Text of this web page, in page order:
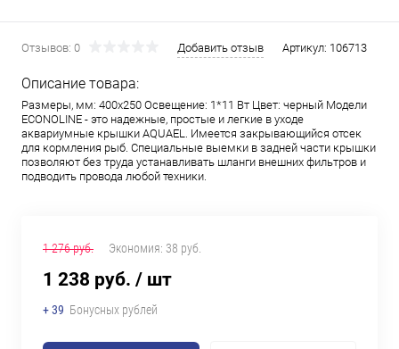
Отзывов: 0 Добавить отзыв Артикул: 106713
Описание товара:
Размеры, мм: 400х250 Освещение: 1*11 Вт Цвет: черный Модели
ECONOLINE - это надежные, простые и легкие в уходе
аквариумные крышки AQUAEL. Имеется закрывающийся отсек
для кормления рыб. Специальные выемки в задней части крышки
позволяют без труда устанавливать шланги внешних фильтров и
подводить провода любой техники.
1 276 руб. Экономия: 38 руб.
1 238 руб. / шт
+ 39 Бонусных рублей